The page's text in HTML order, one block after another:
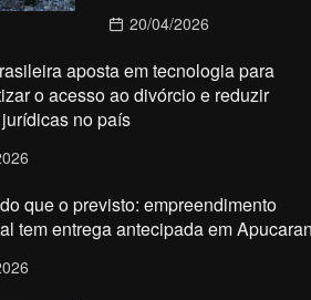
20/04/2026
aposta em tecnologia para
o acesso ao divórcio e reduzir
no país
que o previsto: empreendimento
tem entrega antecipada em